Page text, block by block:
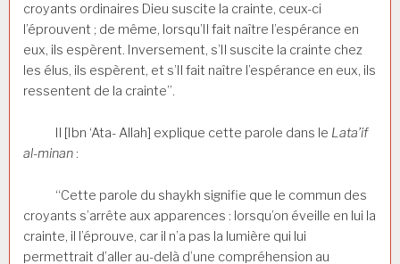
croyants ordinaires Dieu suscite la crainte, ceux-ci
l’éprouvent ; de même, lorsqu’Il fait naître l’espérance en
eux, ils espèrent. Inversement, s’Il suscite la crainte chez
les élus, ils espèrent, et s’Il fait naître l’espérance en eux, ils
ressentent de la crainte”.
Il [Ibn ‘Ata- Allah] explique cette parole dans le Lata’if
al-minan :
“Cette parole du shaykh signifie que le commun des
croyants s’arrête aux apparences : lorsqu’on éveille en lui la
crainte, il l’éprouve, car il n’a pas la lumière qui lui
permettrait d’aller au-delà d’une compréhension au